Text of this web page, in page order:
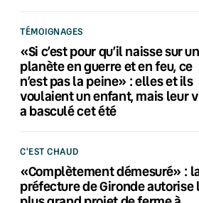
TÉMOIGNAGES
«Si c’est pour qu’il naisse sur
planète en guerre et en feu, ce
n’est pas la peine» : elles et ils
voulaient un enfant, mais leur
a basculé cet été
C'EST CHAUD
«Complètement démesuré» :
préfecture de Gironde autorise